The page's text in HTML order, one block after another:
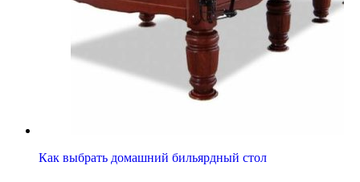
Как выбрать домашний бильярдный стол